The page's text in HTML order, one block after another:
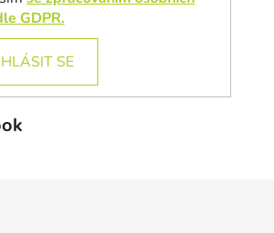
GDPR.
SE